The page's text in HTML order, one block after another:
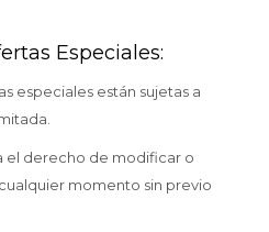
Especiales:
especiales están sujetas a
el derecho de modificar o
momento sin previo